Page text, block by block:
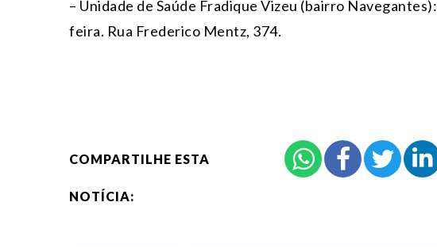
– Unidade de Saúde Fradique Vizeu (bairro
feira. Rua Frederico Mentz, 374.
COMPARTILHE ESTA
NOTÍCIA: